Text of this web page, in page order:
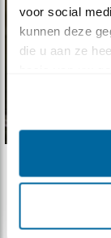
voor social
kunnen deze
die u aan ze
Tip
De immer
03.06.16Op de